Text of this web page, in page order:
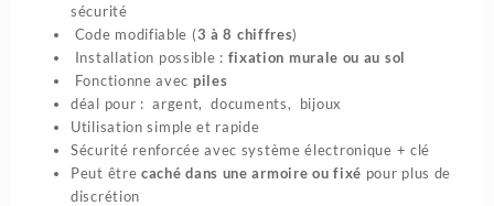
sécurité
Code modifiable (3 à 8 chiffres)
Installation possible : fixation murale ou au sol
Fonctionne avec piles
déal pour : argent, documents, bijoux
Utilisation simple et rapide
Sécurité renforcée avec système électronique + clé
Peut être caché dans une armoire ou fixé pour plus de
discrétion